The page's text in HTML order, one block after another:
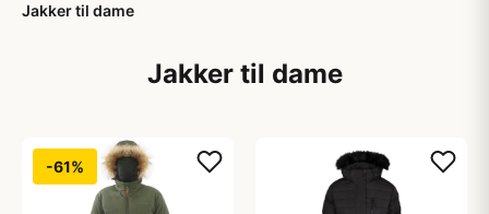
Jakker til dame
Jakker til dame
-61%